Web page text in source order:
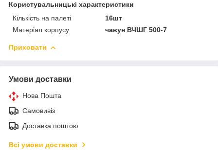
Користувальницькі характеристики
Кількість на палеті
16шт
Матеріал корпусу
чавун ВЧШГ 500-7
Приховати
Умови доставки
Нова Пошта
Самовивіз
Доставка поштою
Всі умови доставки